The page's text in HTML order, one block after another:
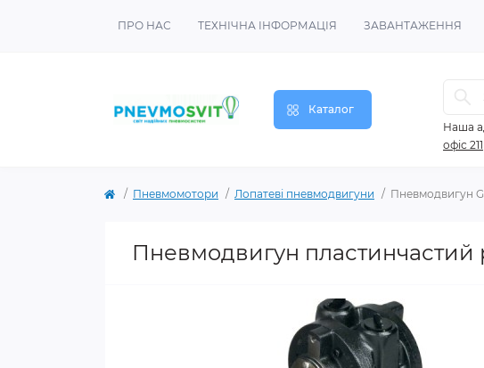
ПРО НАС ТЕХНІЧНА ІНФОРМАЦІЯ ЗАВАНТАЖЕННЯ
Каталог
Наша
офіс 211
Пневмомотори Лопатеві пневмодвигуни Пневмодвигун
Пневмодвигун